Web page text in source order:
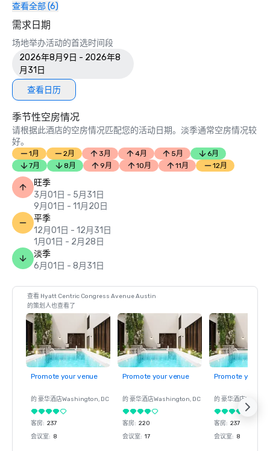
查看全部 (6)
需求日期
场地举办活动的首选时间段
2026年8月9日 - 2026年8
月31日
查看日历
季节性空房情况
请根据此酒店的空房情况匹配您的活动日期。淡季通常空房情况较
好。
1月 2月 3月 4月 5月
6月
7月
8月 9月 10月 11月 12月
旺季
3月01日 - 5月31日
9月01日 - 11月20日
平季
12月01日 - 12月31日
1月01日 - 2月28日
淡季
6月01日 - 8月31日
查看 Hyatt Centric Congress Avenue Austin
的策划人也查看了
Promote your venue
的 豪华酒店Washington, DC
客房: 237
会议室: 8
Promote your venue
的 豪华酒店Washington, DC
客房: 220
会议室: 17
Promote your
的 豪华酒店
客房: 237
会议室: 8